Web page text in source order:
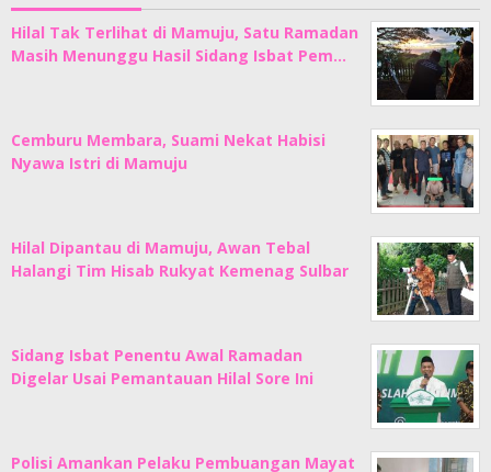
Hilal Tak Terlihat di Mamuju, Satu Ramadan
Masih Menunggu Hasil Sidang Isbat Pem…
Cemburu Membara, Suami Nekat Habisi
Nyawa Istri di Mamuju
Hilal Dipantau di Mamuju, Awan Tebal
Halangi Tim Hisab Rukyat Kemenag Sulbar
Sidang Isbat Penentu Awal Ramadan
Digelar Usai Pemantauan Hilal Sore Ini
Polisi Amankan Pelaku Pembuangan Mayat